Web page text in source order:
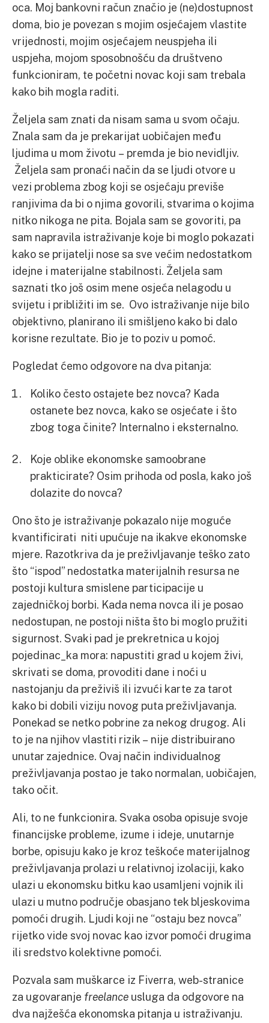
oca. Moj bankovni račun značio je (ne)dostupnost
doma, bio je povezan s mojim osjećajem vlastite
vrijednosti, mojim osjećajem neuspjeha ili
uspjeha, mojom sposobnošću da društveno
funkcioniram, te početni novac koji sam trebala
kako bih mogla raditi.
Željela sam znati da nisam sama u svom očaju.
Znala sam da je prekarijat uobičajen među
ljudima u mom životu – premda je bio nevidljiv.
Željela sam pronaći način da se ljudi otvore u
vezi problema zbog koji se osjećaju previše
ranjivima da bi o njima govorili, stvarima o kojima
nitko nikoga ne pita. Bojala sam se govoriti, pa
sam napravila istraživanje koje bi moglo pokazati
kako se prijatelji nose sa sve većim nedostatkom
idejne i materijalne stabilnosti. Željela sam
saznati tko još osim mene osjeća nelagodu u
svijetu i približiti im se. Ovo istraživanje nije bilo
objektivno, planirano ili smišljeno kako bi dalo
korisne rezultate. Bio je to poziv u pomoć.
Pogledat ćemo odgovore na dva pitanja:
Koliko često ostajete bez novca? Kada
ostanete bez novca, kako se osjećate i što
zbog toga činite? Internalno i eksternalno.
Koje oblike ekonomske samoobrane
prakticirate? Osim prihoda od posla, kako još
dolazite do novca?
Ono što je istraživanje pokazalo nije moguće
kvantificirati niti upućuje na ikakve ekonomske
mjere. Razotkriva da je preživljavanje teško zato
što “ispod” nedostatka materijalnih resursa ne
postoji kultura smislene participacije u
zajedničkoj borbi. Kada nema novca ili je posao
nedostupan, ne postoji ništa što bi moglo pružiti
sigurnost. Svaki pad je prekretnica u kojoj
pojedinac_ka mora: napustiti grad u kojem živi,
skrivati se doma, provoditi dane i noći u
nastojanju da preživiš ili izvući karte za tarot
kako bi dobili viziju novog puta preživljavanja.
Ponekad se netko pobrine za nekog drugog. Ali
to je na njihov vlastiti rizik – nije distribuirano
unutar zajednice. Ovaj način individualnog
preživljavanja postao je tako normalan, uobičajen,
tako očit.
Ali, to ne funkcionira. Svaka osoba opisuje svoje
financijske probleme, izume i ideje, unutarnje
borbe, opisuju kako je kroz teškoće materijalnog
preživljavanja prolazi u relativnoj izolaciji, kako
ulazi u ekonomsku bitku kao usamljeni vojnik ili
ulazi u mutno područje obasjano tek bljeskovima
pomoći drugih. Ljudi koji ne “ostaju bez novca”
rijetko vide svoj novac kao izvor pomoći drugima
ili sredstvo kolektivne pomoći.
Pozvala sam muškarce iz Fiverra, web-stranice
za ugovaranje freelance usluga da odgovore na
dva najžešća ekonomska pitanja u istraživanju.